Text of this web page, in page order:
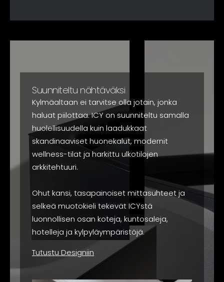
Suunniteltu nähtäväksi
Kylmäaltaan ei tarvitse olla jotain, jonka
haluat piilottaa. ICY on suunniteltu samalla
huolellisuudella kuin laadukkaat
skandinaaviset huonekalut, modernit
wellness-tilat ja harkittu ulkotilojen
arkkitehtuuri.
Ohut kansi, tasapainoiset mittasuhteet ja
selkeä muotokieli tekevät ICYstä
luonnollisen osan koteja, kuntosaleja,
hotelleja ja kylpyläympäristöjä.
Tutustu Designiin